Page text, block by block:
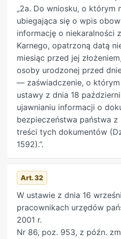
1. z urzędu lub inną
ustawach karę
pozbawieniem pełnionej
Przepisów o przeda-
dyscyplinarnym nie stosuje
wszczęcia postępowania
sprawach określonych w
także prokurator Biura
prokurator oddziałowego
Instytutu Pamięci
Art. 21g. Prawomocne
stwierdzające fakt złożenia
lustrowaną niezgodnego z
lustracyjnego powoduje
Prezydenta
Art. 21
„2a. Do wniosku, o którym
ubiegająca się o wpis
informację o niekaralności
Karnego, opatrzoną datą
miesiąc przed jej
osoby urodzonej przed
— zaświadczenie, o
ustawy z dnia 18
ujawnianiu informacji o
bezpieczeństwa państwa
treści tych dokumentów
1592).”.
Art. 32
W ustawie z dnia 16
pracownikach urzędów
2001 r.
Nr 86, poz. 953, z późn.